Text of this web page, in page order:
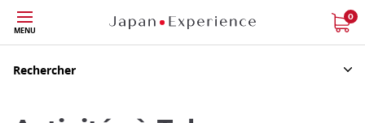
Skip
to
main
content
MENU
0
Rechercher